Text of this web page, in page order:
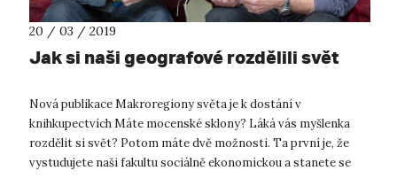
20 / 03 / 2019
Jak si naši geografové rozdělili svět
Nová publikace Makroregiony světa je k dostání v
knihkupectvích Máte mocenské sklony? Láká vás myšlenka
rozdělit si svět? Potom máte dvě možnosti. Ta první je, že
vystudujete naši fakultu sociálně ekonomickou a stanete se